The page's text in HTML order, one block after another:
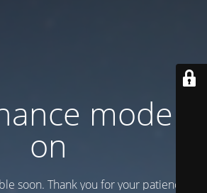
mode is
on
soon. Thank you for your patience!